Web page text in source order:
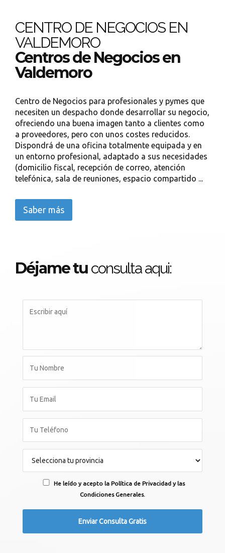
CENTRO DE NEGOCIOS EN
VALDEMORO
Centros de Negocios en
Valdemoro
Centro de Negocios para profesionales y pymes que
necesiten un despacho donde desarrollar su negocio,
ofreciendo una buena imagen tanto a clientes como
a proveedores, pero con unos costes reducidos.
Dispondrá de una oficina totalmente equipada y en
un entorno profesional, adaptado a sus necesidades
(domicilio fiscal, recepción de correo, atención
telefónica, sala de reuniones, espacio compartido ...
Saber más
Déjame tu consulta aqui:
He leído y acepto la Política de Privacidad y las
Condiciones Generales.